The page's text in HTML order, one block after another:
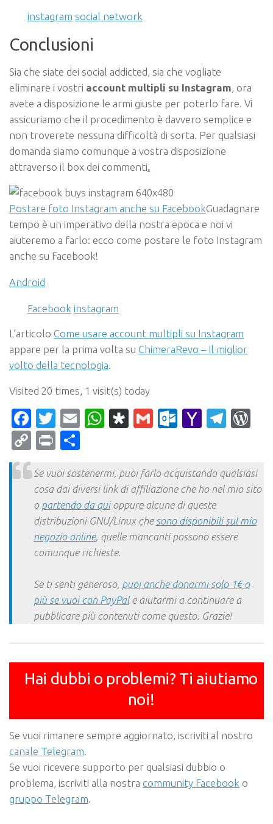
instagram social network
Conclusioni
Sia che siate dei social addicted, sia che vogliate
eliminare i vostri account multipli su Instagram , ora
avete a disposizione le armi giuste per poterlo fare. Vi
assicuriamo che il procedimento è davvero semplice e
non troverete nessuna difficoltà di sorta. Per qualsiasi
domanda siamo comunque a vostra disposizione
attraverso il box dei commenti.
Postare foto Instagram anche su FacebookGuadagnare
tempo è un imperativo della nostra epoca e noi vi
aiuteremo a farlo: ecco come postare le foto Instagram
anche su Facebook!
Android
Facebook instagram
L’articolo Come usare account multipli su Instagram
appare per la prima volta su ChimeraRevo – Il miglior
volto della tecnologia
Visited 20 times, 1 visit(s) today
Facebook
Twitter
EmailWhatsApp
Diaspora
Gmail Yahoo
CopyPrint
Se vuoi sostenermi, puoi farlo acquistando qualsiasi
cosa dai diversi link di affiliazione che ho nel mio sito
o partendo da quioppure alcune di queste
distribuzioni GNU/Linux che sono disponibili sul mio
negozio online, quelle mancanti possono essere
comunque richieste.
Se ti senti generoso, puoi anche donarmi solo 1€ o
più se vuoi con PayPale aiutarmi a continuare a
pubblicare più contenuti come questo. Grazie!
Hai dubbi o problemi? Ti aiutiamo
noi!
Se vuoi rimanere sempre aggiornato, iscriviti al nostro
canale Telegram.
Se vuoi ricevere supporto per qualsiasi dubbio o
problema, iscriviti alla nostra community Facebook o
gruppo Telegram.